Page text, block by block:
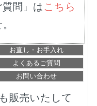
問」は こちら
お直し・お手入れ
よくあるご質問
お問い合わせ
販売いたして